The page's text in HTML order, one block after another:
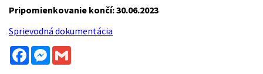
Pripomienkovanie končí: 30.06.2023
Sprievodná dokumentácia
FacebookMessenger